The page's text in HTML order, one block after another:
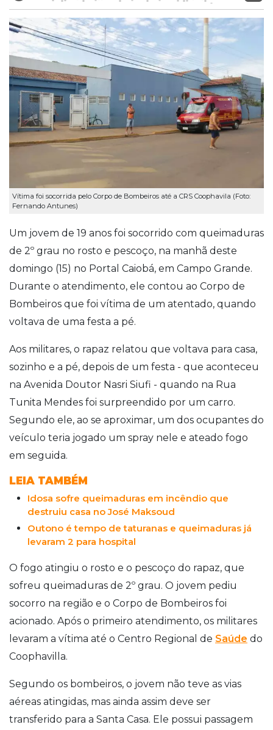
Vítima foi socorrida pelo Corpo de Bombeiros até a CRS Coophavila (Foto:
Fernando Antunes)
Um jovem de 19 anos foi socorrido com queimaduras
de 2º grau no rosto e pescoço, na manhã deste
domingo (15) no Portal Caiobá, em Campo Grande.
Durante o atendimento, ele contou ao Corpo de
Bombeiros que foi vítima de um atentado, quando
voltava de uma festa a pé.
Aos militares, o rapaz relatou que voltava para casa,
sozinho e a pé, depois de um festa - que aconteceu
na Avenida Doutor Nasri Siufi - quando na Rua
Tunita Mendes foi surpreendido por um carro.
Segundo ele, ao se aproximar, um dos ocupantes do
veículo teria jogado um spray nele e ateado fogo
em seguida.
LEIA TAMBÉM
Idosa sofre queimaduras em incêndio que
destruiu casa no José Maksoud
Outono é tempo de taturanas e queimaduras já
levaram 2 para hospital
O fogo atingiu o rosto e o pescoço do rapaz, que
sofreu queimaduras de 2º grau. O jovem pediu
socorro na região e o Corpo de Bombeiros foi
acionado. Após o primeiro atendimento, os militares
levaram a vítima até o Centro Regional de Saúde do
Coophavilla.
Segundo os bombeiros, o jovem não teve as vias
aéreas atingidas, mas ainda assim deve ser
transferido para a Santa Casa. Ele possui passagem